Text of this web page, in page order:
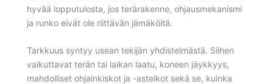
hyvää lopputulosta, jos terärakenne, ohjausmekanismi
ja runko eivät ole riittävän jämäköitä.
Tarkkuus syntyy usean tekijän yhdistelmästä. Siihen
vaikuttavat terän tai laikan laatu, koneen jäykkyys,
mahdolliset ohjainkiskot ja -asteikot sekä se, kuinka